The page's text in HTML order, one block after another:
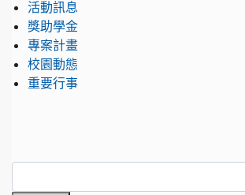
活動訊息
獎助學金
專案計畫
校園動態
重要行事